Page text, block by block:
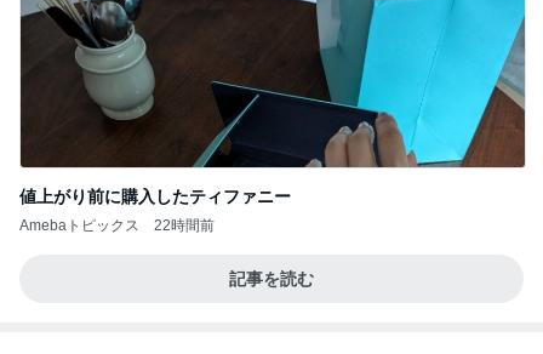
値上がり前に購入したティファニー
Amebaトピックス 22時間前
記事を読む